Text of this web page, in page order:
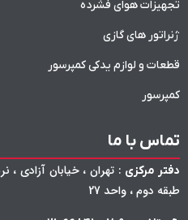
تجهیزات هوای فشرده
ژنراتور های گازی
قطعات و لوازم یدکی کمپرسور
کمپرسور
تماس با ما
دفتر مرکزی
طبقه دوم ، واحد 27